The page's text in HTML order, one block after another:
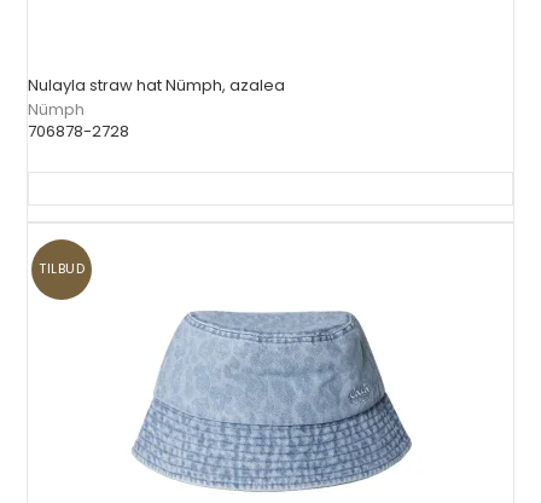
Nulayla straw hat Nümph, azalea
Nümph
706878-2728
TILBUD